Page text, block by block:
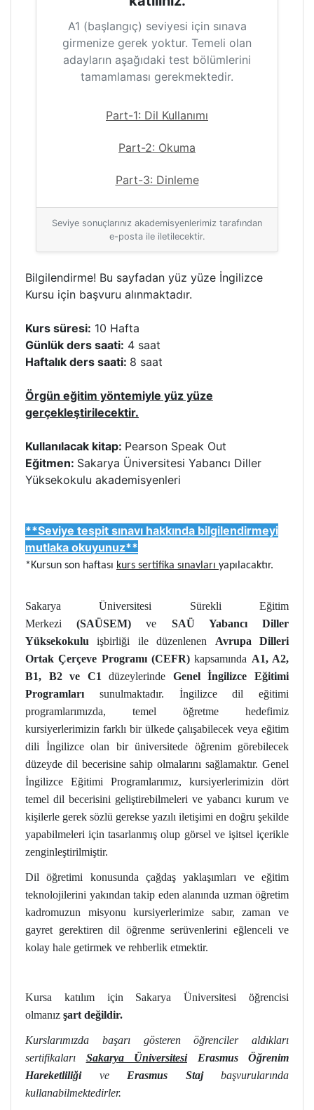
A1 (başlangıç) seviyesi için sınava
girmenize gerek yoktur. Temeli olan
adayların aşağıdaki test bölümlerini
tamamlaması gerekmektedir.
Part-1: Dil Kullanımı
Part-2: Okuma
Part-3: Dinleme
Seviye sonuçlarınız akademisyenlerimiz tarafından
e-posta ile iletilecektir.
Bilgilendirme! Bu sayfadan yüz yüze İngilizce
Kursu için başvuru alınmaktadır.
Kurs süresi: 10 Hafta
Günlük ders saati: 4 saat
Haftalık ders saati: 8 saat
Örgün eğitim yöntemiyle yüz yüze
gerçekleştirilecektir.
Kullanılacak kitap: Pearson Speak Out
Eğitmen: Sakarya Üniversitesi Yabancı Diller
Yüksekokulu akademisyenleri
**Seviye tespit sınavı hakkında bilgilendirmeyi
mutlaka okuyunuz**
*Kursun son haftası kurs sertifika sınavları yapılacaktır.
Sakarya Üniversitesi Sürekli Eğitim
Merkezi(SAÜSEM) ve SAÜ Yabancı Diller
Yüksekokulu işbirliği ile düzenlenen Avrupa Dilleri
Ortak Çerçeve Programı (CEFR) kapsamında A1, A2,
B1, B2 ve C1
düzeylerinde Genel İngilizce Eğitimi
Programları sunulmaktadır. İngilizce dil eğitimi
programlarımızda, temel öğretme hedefimiz
kursiyerlerimizin farklı bir ülkede çalışabilecek veya eğitim
dili İngilizce olan bir üniversitede öğrenim görebilecek
düzeyde dil becerisine sahip olmalarını sağlamaktır. Genel
İngilizce Eğitimi Programlarımız, kursiyerlerimizin dört
temel dil becerisini geliştirebilmeleri ve yabancı kurum ve
kişilerle gerek sözlü gerekse yazılı iletişimi en doğru şekilde
yapabilmeleri için tasarlanmış olup görsel ve işitsel içerikle
zenginleştirilmiştir.
Dil öğretimi konusunda çağdaş yaklaşımları ve eğitim
teknolojilerini yakından takip eden alanında uzman öğretim
kadromuzun misyonu kursiyerlerimize sabır, zaman ve
gayret gerektiren dil öğrenme serüvenlerini eğlenceli ve
kolay hale getirmek ve rehberlik etmektir.
Kursa katılım için Sakarya Üniversitesi öğrencisi
olmanız şart değildir.
Kurslarımızda başarı gösteren öğrenciler aldıkları
sertifikaları Sakarya Üniversitesi
Erasmus Öğrenim
Hareketliliğive Erasmus Stajbaşvurularında
kullanabilmektedirler.